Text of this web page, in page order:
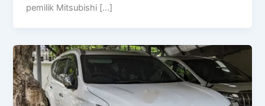
pemilik Mitsubishi […]